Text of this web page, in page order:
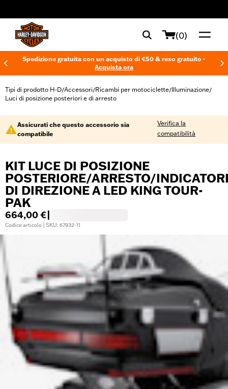
(0)
Spedizione gratuita con un acquisto di €50 & reso gratuito -
Acquista ora
Tipi di prodotto H-D/Accessori/Ricambi per motociclette/Illuminazione/
Luci di posizione posteriori e di arresto
Assicurati che questo accessorio sia
compatibile
Verifica la
compatibilità
KIT LUCE DI POSIZIONE
POSTERIORE/ARRESTO/
DI DIREZIONE A LED KING TOUR-
PAK
664,00 €
Codice articolo | SKU: 67932-11